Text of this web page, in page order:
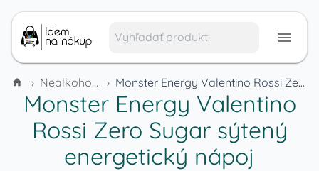
› Nealkoholické nápoje › Monster Energy Valentino Rossi Zero Sugar sýtený energetický nápoj
Monster Energy Valentino
Rossi Zero Sugar sýtený
energetický nápoj